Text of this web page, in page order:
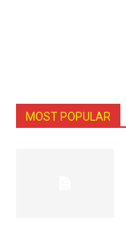
MOST POPULAR